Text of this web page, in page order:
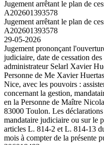
Jugement arrêtant le plan de
A202601393578
Jugement arrêtant le plan de
A202601393578
29-05-2026
Jugement prononçant
judiciaire, date de cessation
administrateur Selarl Xavier
Personne de Me Xavier
Nice, avec les pouvoirs :
concernant la gestion,
en la Personne de Maître
83000 Toulon. Les déclarations
mandataire judiciaire ou sur le
articles L. 814-2 et L. 814-13
mois à compter de la présente